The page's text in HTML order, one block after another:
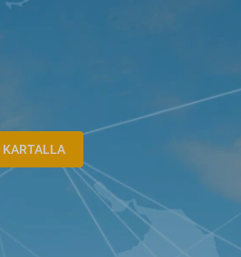
KARTALLA